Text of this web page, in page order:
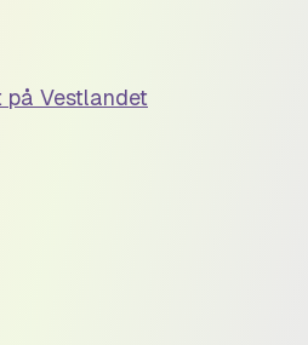
på Vestlandet